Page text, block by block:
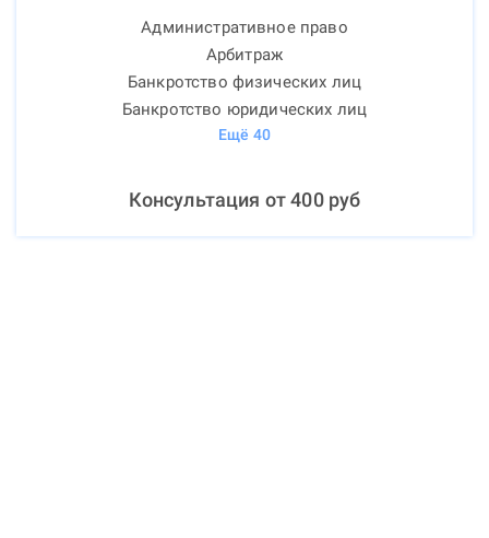
Административное право
Арбитраж
Банкротство физических лиц
Банкротство юридических лиц
Ещё 40
Консультация от400руб